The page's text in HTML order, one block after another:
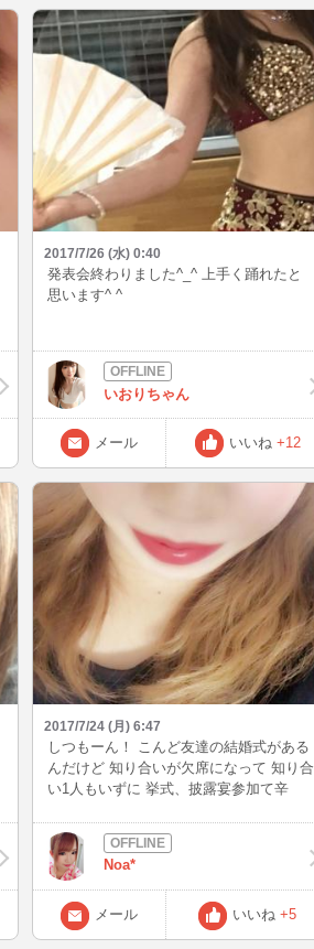
2017/7/26 (水) 0:40
発表会終わりました^_^ 上手く踊れたと
思います^ ^
いおりちゃん
メール いいね +12
2017/7/24 (月) 6:47
しつもーん！ こんど友達の結婚式がある
んだけど 知り合いが欠席になって 知り合
い1人もいずに 挙式、披露宴参加て辛
らない(TT) ボッチにはなりたくないけど
記念写真とか談笑とかの時 辛いかなても
思う… みんなだったら出席しますか？
Noa*
メール いいね +5